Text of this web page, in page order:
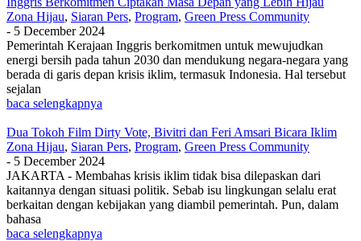
Zona Hijau, Siaran Pers, Program, Green Press Community
- 5 December 2024
Pemerintah Kerajaan Inggris berkomitmen untuk mewujudkan
energi bersih pada tahun 2030 dan mendukung negara-negara yang
berada di garis depan krisis iklim, termasuk Indonesia. Hal tersebut
sejalan
baca selengkapnya
Dua Tokoh Film Dirty Vote, Bivitri dan Feri Amsari Bicara Iklim
Zona Hijau, Siaran Pers, Program, Green Press Community
- 5 December 2024
JAKARTA - Membahas krisis iklim tidak bisa dilepaskan dari
kaitannya dengan situasi politik. Sebab isu lingkungan selalu erat
berkaitan dengan kebijakan yang diambil pemerintah. Pun, dalam
bahasa
baca selengkapnya